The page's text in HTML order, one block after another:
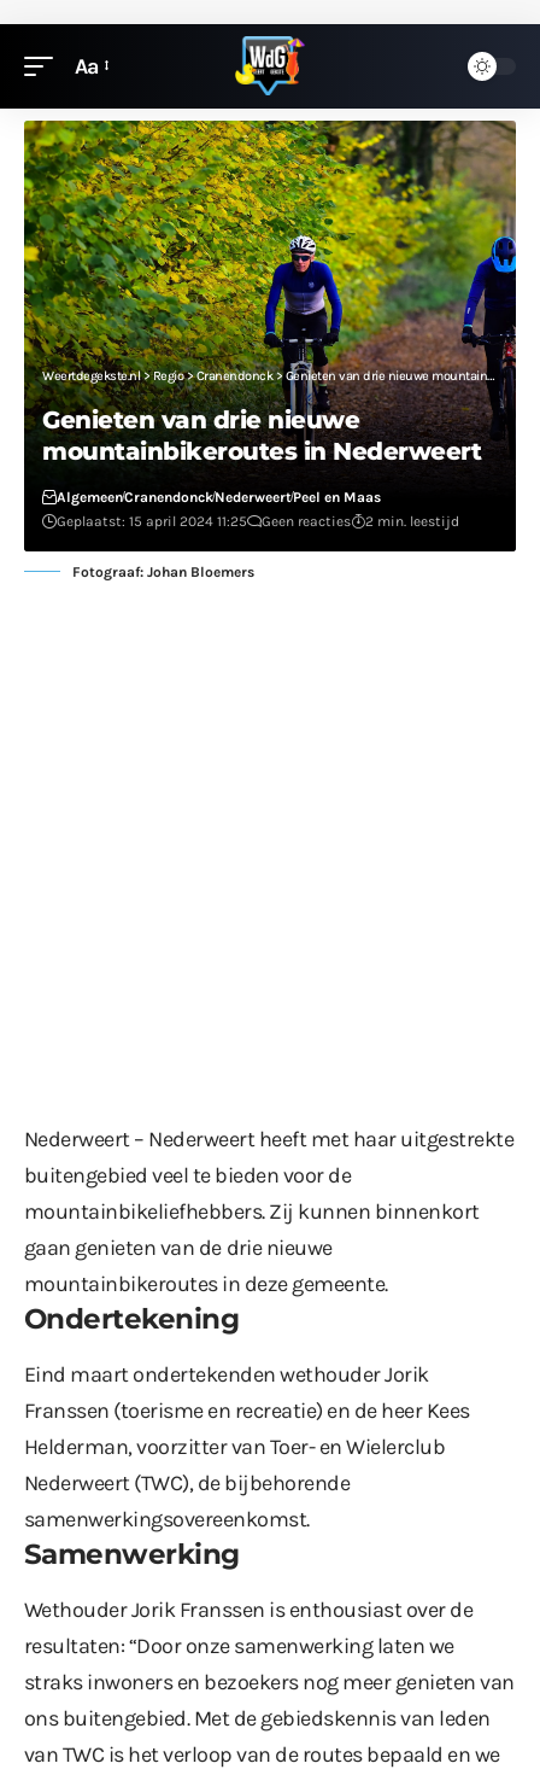
Aa
Weertdegekste.nl>Regio>Cranendonck>Genieten van drie nieuwe mountainbikeroutes in Nederweert
Genieten van drie nieuwe
mountainbikeroutes in Nederweert
AlgemeenCranendonckNederweertPeel en Maas
Geplaatst: 15 april 2024 11:25
Geen reacties 2 min. leestijd
Fotograaf: Johan Bloemers
Nederweert – Nederweert heeft met haar uitgestrekte
buitengebied veel te bieden voor de
mountainbikeliefhebbers. Zij kunnen binnenkort
gaan genieten van de drie nieuwe
mountainbikeroutesin deze gemeente.
Ondertekening
Eind maart ondertekenden wethouder Jorik
Franssen (toerisme en recreatie) en de heer Kees
Helderman, voorzitter van Toer- en Wielerclub
Nederweert (TWC), de bijbehorende
samenwerkingsovereenkomst.
Samenwerking
Wethouder Jorik Franssen is enthousiast over de
resultaten: “Door onze samenwerking laten we
straks inwoners en bezoekers nog meer genieten van
ons buitengebied. Met de gebiedskennis van leden
van TWC is het verloop van de routes bepaald en we